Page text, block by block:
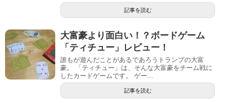
記事を読む
大富豪より面白い！？ボードゲーム
「ティチュー」レビュー！
誰もが遊んだことがあるであろうトランプの大富
豪。 「ティチュー」は、そんな大富豪をチーム戦に
したカードゲームです。 ゲー...
記事を読む